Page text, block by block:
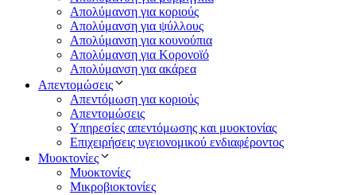
Απολύμανση για κοριούς
Απολύμανση για ψύλλους
Απολύμανση για κουνούπια
Απολύμανση για Κορονοϊό
Απολύμανση για ακάρεα
Απεντομώσεις
Απεντόμωση για κοριούς
Απεντομώσεις
Υπηρεσίες απεντόμωσης και μυοκτονίας
Επιχειρήσεις υγειονομικού ενδιαφέροντος
Μυοκτονίες
Μυοκτονίες
Μικροβιοκτονίες